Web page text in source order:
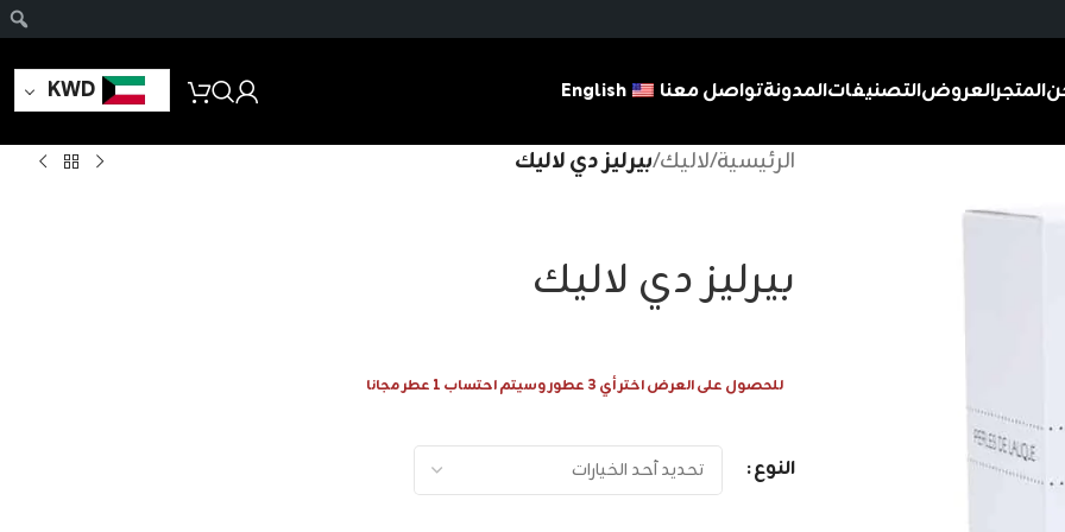
المتجرالعروضالتصنيفاتالمدونةتواصل معنا English
KWD
الرئيسية/لاليك/بيرليز دي لاليك
بيرليز دي لاليك
للحصول على العرض اختر أي 3 عطور وسيتم احتساب 1 عطر مجانا
النوع